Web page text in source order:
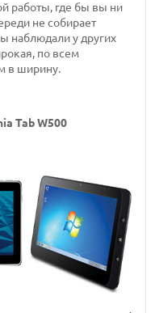
работы, где бы вы ни
не собирает
наблюдали у других
по всем
в ширину.
Tab W500